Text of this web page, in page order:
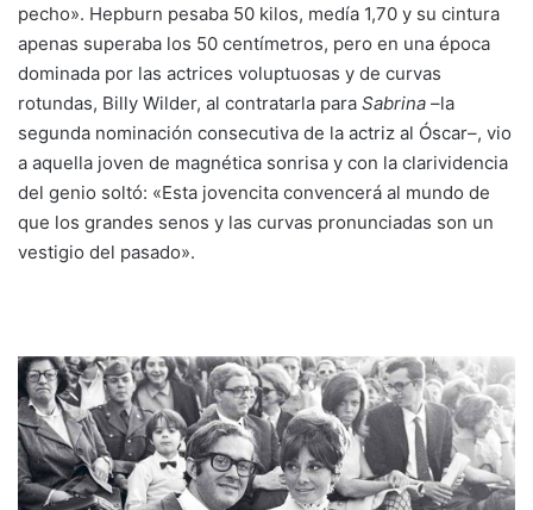
pecho». Hepburn pesaba 50 kilos, medía 1,70 y su cintura
apenas superaba los 50 centímetros, pero en una época
dominada por las actrices voluptuosas y de curvas
rotundas, Billy Wilder, al contratarla para Sabrina –la
segunda nominación consecutiva de la actriz al Óscar–, vio
a aquella joven de magnética sonrisa y con la clarividencia
del genio soltó: «Esta jovencita convencerá al mundo de
que los grandes senos y las curvas pronunciadas son un
vestigio del pasado».